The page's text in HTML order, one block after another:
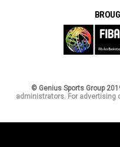
© Genius Sports Group
administrators. For advertising